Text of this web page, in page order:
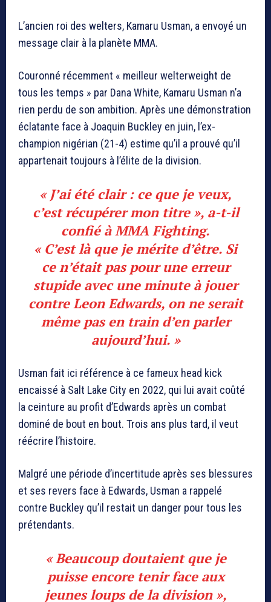
L’ancien roi des welters, Kamaru Usman, a envoyé un
message clair à la planète MMA.
Couronné récemment « meilleur welterweight de
tous les temps » par Dana White, Kamaru Usman n’a
rien perdu de son ambition. Après une démonstration
éclatante face à Joaquin Buckley en juin, l’ex-
champion nigérian (21-4) estime qu’il a prouvé qu’il
appartenait toujours à l’élite de la division.
« J’ai été clair : ce que je veux,
c’est récupérer mon titre », a-t-il
confié à MMA Fighting.
« C’est là que je mérite d’être. Si
ce n’était pas pour une erreur
stupide avec une minute à jouer
contre Leon Edwards, on ne serait
même pas en train d’en parler
aujourd’hui. »
Usman fait ici référence à ce fameux head kick
encaissé à Salt Lake City en 2022, qui lui avait coûté
la ceinture au profit d’Edwards après un combat
dominé de bout en bout. Trois ans plus tard, il veut
réécrire l’histoire.
Malgré une période d’incertitude après ses blessures
et ses revers face à Edwards, Usman a rappelé
contre Buckley qu’il restait un danger pour tous les
prétendants.
« Beaucoup doutaient que je
puisse encore tenir face aux
jeunes loups de la division »,